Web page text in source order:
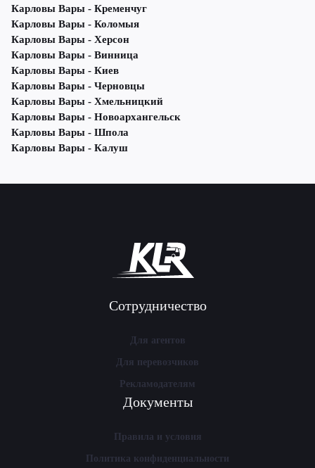
Карловы Вары - Кременчуг
Карловы Вары - Коломыя
Карловы Вары - Херсон
Карловы Вары - Винница
Карловы Вары - Киев
Карловы Вары - Черновцы
Карловы Вары - Хмельницкий
Карловы Вары - Новоархангельск
Карловы Вары - Шпола
Карловы Вары - Калуш
Сотрудничество
Для агентов
Для перевозчиков
Рекламодателям
Документы
Правила и условия
Политика конфиденциальности